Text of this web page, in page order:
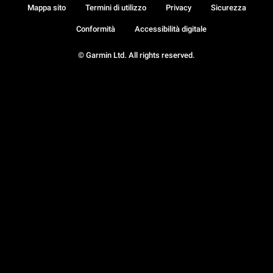
© Garmin Ltd. All rights reserved.
Mappa sito Termini di utilizzo Privacy Sicurezza
Conformità Accessibilità digitale